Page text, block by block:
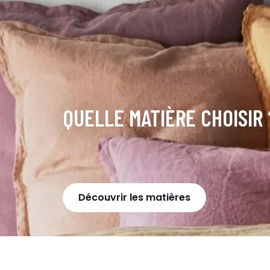
QUELLE MATIÈRE CHOISIR
Découvrir les matières